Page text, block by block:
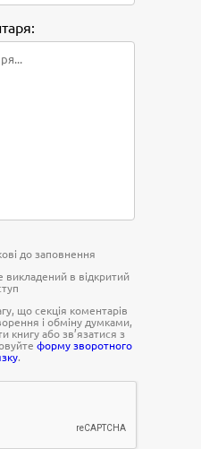
до заповнення
в відкритий
що секція коментарів
і обміну думками,
книгу або зв’язатися з
форму зворотного
.